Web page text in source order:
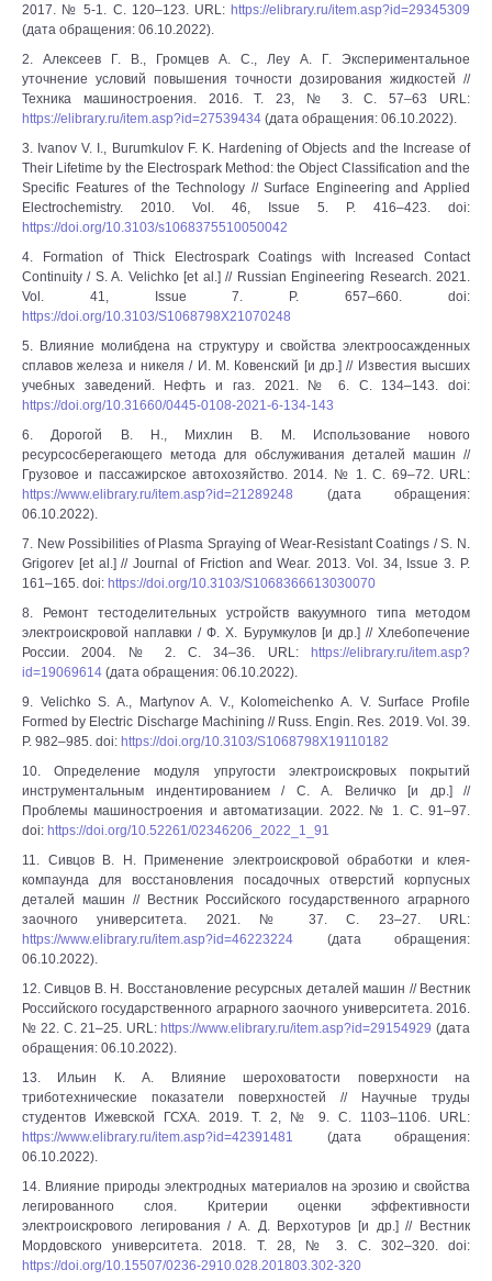
2017. № 5-1. С. 120–123. URL: https://elibrary.ru/item.asp?id=29345309
(дата обращения: 06.10.2022).
2. Алексеев Г. В., Громцев А. С., Леу А. Г. Экспериментальное
уточнение условий повышения точности дозирования жидкостей //
Техника машиностроения. 2016. Т. 23, № 3. С. 57–63 URL:
https://elibrary.ru/item.asp?id=27539434 (дата обращения: 06.10.2022).
3. Ivanov V. I., Burumkulov F. K. Hardening of Objects and the Increase of
Their Lifetime by the Electrospark Method: the Object Classification and the
Specific Features of the Technology // Surface Engineering and Applied
Electrochemistry. 2010. Vol. 46, Issue 5. P. 416–423. doi:
https://doi.org/10.3103/s1068375510050042
4. Formation of Thick Electrospark Coatings with Increased Contact
Continuity / S. A. Velichko [et al.] // Russian Engineering Research. 2021.
Vol. 41, Issue 7. P. 657–660. doi:
https://doi.org/10.3103/S1068798X21070248
5. Влияние молибдена на структуру и свойства электроосажденных
сплавов железа и никеля / И. М. Ковенский [и др.] // Известия высших
учебных заведений. Нефть и газ. 2021. № 6. С. 134–143. doi:
https://doi.org/10.31660/0445-0108-2021-6-134-143
6. Дорогой В. Н., Михлин В. М. Использование нового
ресурсосберегающего метода для обслуживания деталей машин //
Грузовое и пассажирское автохозяйство. 2014. № 1. С. 69–72. URL:
https://www.elibrary.ru/item.asp?id=21289248 (дата обращения:
06.10.2022).
7. New Possibilities of Plasma Spraying of Wear-Resistant Coatings / S. N.
Grigorev [et al.] // Journal of Friction and Wear. 2013. Vol. 34, Issue 3. Р.
161–165. doi: https://doi.org/10.3103/S1068366613030070
8. Ремонт тестоделительных устройств вакуумного типа методом
электроискровой наплавки / Ф. Х. Бурумкулов [и др.] // Хлебопечение
России. 2004. № 2. С. 34–36. URL:
https://elibrary.ru/item.asp?
id=19069614 (дата обращения: 06.10.2022).
9. Velichko S. A., Martynov A. V., Kolomeichenko A. V. Surface Profile
Formed by Electric Discharge Machining // Russ. Engin. Res. 2019. Vol. 39.
P. 982–985. doi: https://doi.org/10.3103/S1068798X19110182
10. Определение модуля упругости электроискровых покрытий
инструментальным индентированием / С. А. Величко [и др.] //
Проблемы машиностроения и автоматизации. 2022. № 1. С. 91–97.
doi: https://doi.org/10.52261/02346206_2022_1_91
11. Сивцов В. Н. Применение электроискровой обработки и клея-
компаунда для восстановления посадочных отверстий корпусных
деталей машин // Вестник Российского государственного аграрного
заочного университета. 2021. № 37. С. 23–27. URL:
https://www.elibrary.ru/item.asp?id=46223224 (дата обращения:
06.10.2022).
12. Сивцов В. Н. Восстановление ресурсных деталей машин // Вестник
Российского государственного аграрного заочного университета. 2016.
№ 22. С. 21–25. URL: https://www.elibrary.ru/item.asp?id=29154929 (дата
обращения: 06.10.2022).
13. Ильин К. А. Влияние шероховатости поверхности на
триботехнические показатели поверхностей // Научные труды
студентов Ижевской ГСХА. 2019. Т. 2, № 9. С. 1103–1106. URL:
https://www.elibrary.ru/item.asp?id=42391481 (дата обращения:
06.10.2022).
14. Влияние природы электродных материалов на эрозию и свойства
легированного слоя. Критерии оценки эффективности
электроискрового легирования / А. Д. Верхотуров [и др.] // Вестник
Мордовского университета. 2018. Т. 28, № 3. С. 302–320. doi:
https://doi.org/10.15507/0236-2910.028.201803.302-320